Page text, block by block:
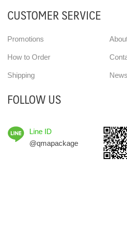
CUSTOMER SERVICE
Promotions
How to Order
Shipping News
FOLLOW US
Line ID
@qmapackage